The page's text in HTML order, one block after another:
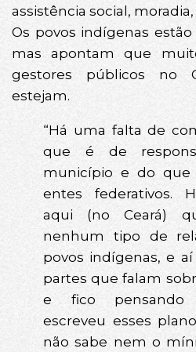
assistência social,
Os povos indígenas
mas apontam que
gestores públicos no
estejam.
“Há uma falta de
que é de
município e do que
entes federativos.
aqui (no Ceará)
nenhum tipo de
povos indígenas, e
partes que falam
e fico
escreveu esses
não sabe nem o